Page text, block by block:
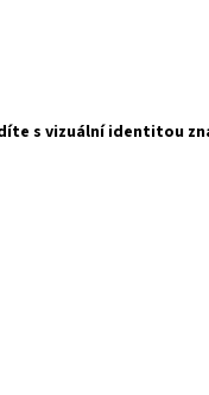
s vizuální identitou